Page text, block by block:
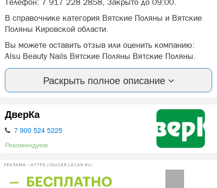
В справочнике категория Вятские Поляны и Вятские
Поляны Кировской области.
Вы можете оставить отзыв или оценить компанию:
Alsu Beauty Nails Вятские Поляны Вятские Поляны.
А так же, задать вопрос представителями фирмы: Alsu
Beauty Nails Вятские Поляны в Вятских Полян.
Нашли ошибку? Сообщите нам об этом!
Раскрыть полное описание
ДверКа
7 900 524 5225
Рекомендуем
РЕКЛАМА • HTTPS://GUSAR.LECAR.RU/